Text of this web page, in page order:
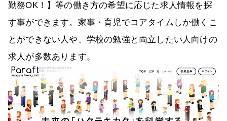
勤務OK！】等の働き方の希望に応じた求人情報を探
す事ができます。家事・育児でコアタイムしか働くこ
とができない人や、学校の勉強と両立したい人向けの
求人が多数あります。